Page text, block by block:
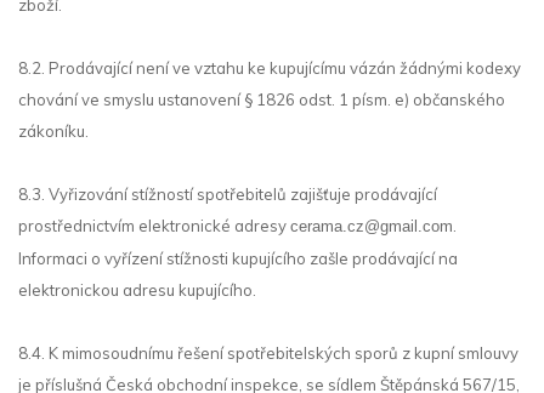
zboží.
8.2. Prodávající není ve vztahu ke kupujícímu vázán žádnými kodexy
chování ve smyslu ustanovení § 1826 odst. 1 písm. e) občanského
zákoníku.
8.3. Vyřizování stížností spotřebitelů zajišťuje prodávající
prostřednictvím elektronické adresy cerama.cz@gmail.com
Informaci o vyřízení stížnosti kupujícího zašle prodávající na
elektronickou adresu kupujícího.
8.4. K mimosoudnímu řešení spotřebitelských sporů z kupní smlouvy
je příslušná Česká obchodní inspekce, se sídlem Štěpánská 567/15,